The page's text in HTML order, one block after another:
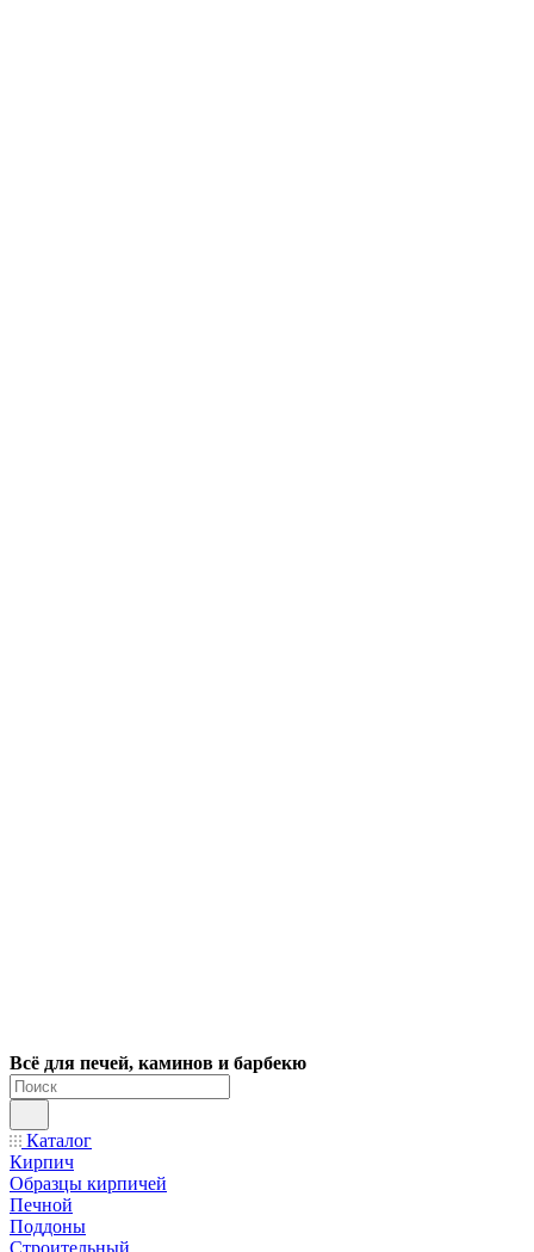
Всё для печей, каминов и барбекю
Каталог
Кирпич
Образцы кирпичей
Печной
Поддоны
Строительный